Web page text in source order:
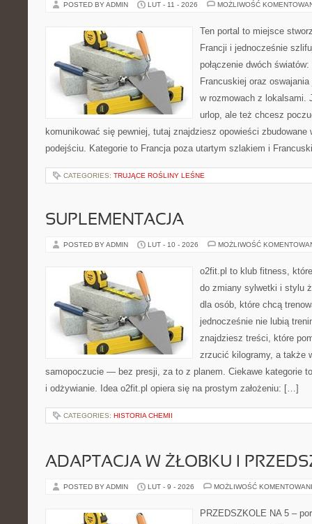
POSTED BY ADMIN LUT - 11 - 2026 MOŻLIWOŚĆ
Ten portal to miejsce
Francji i jednocześnie
połączenie dwóch
Francuskiej oraz
w rozmowach z lokalsami.
urlop, ale też chcesz
komunikować się pewniej, tutaj znajdziesz opowieści zbudowane
podejściu. Kategorie to Francja poza utartym szlakiem i
CATEGORIES: TRUJĄCE ROŚLINY LEŚNE
SUPLEMENTACJA
POSTED BY ADMIN LUT - 10 - 2026 MOŻLIWOŚĆ
o2fit.pl to klub fitness,
do zmiany sylwetki i stylu
dla osób, które chcą
jednocześnie nie lubią
znajdziesz treści, które
zrzucić kilogramy, a także
samopoczucie — bez presji, za to z planem. Ciekawe kategorie
i odżywianie. Idea o2fit.pl opiera się na prostym założeniu: […]
CATEGORIES: HISTORIA CHEMII
ADAPTACJA W ŻŁOBKU I
POSTED BY ADMIN LUT - 9 - 2026 MOŻLIWOŚĆ
PRZEDSZKOLE NA 5 –